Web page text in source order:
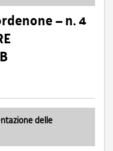
– n. 4
delle